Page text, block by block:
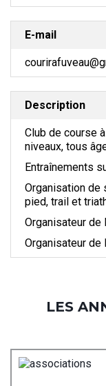
E-mail
Description
Club de course
niveaux, tous
Entraînements
Organisation
pied, trail et
Organisateur de
Organisateur de
LES